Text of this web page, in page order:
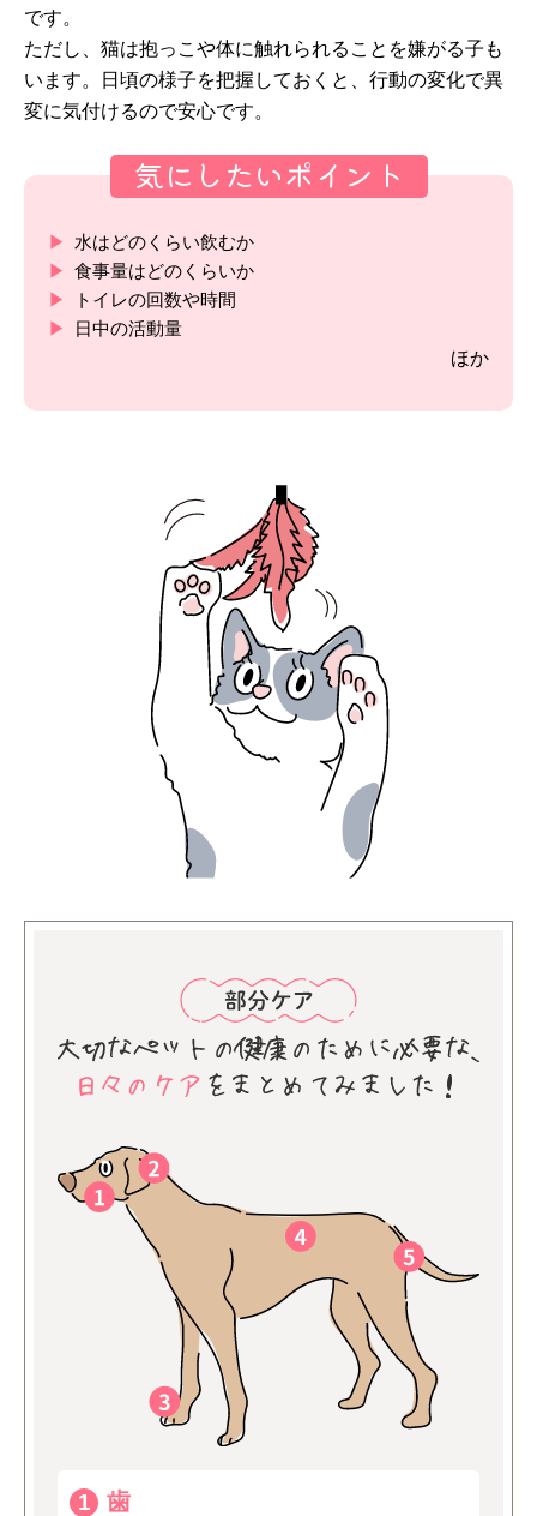
です。
ただし、猫は抱っこや体に触れられることを嫌がる子も
います。日頃の様子を把握しておくと、行動の変化で異
変に気付けるので安心です。
気にしたいポイント
水はどのくらい飲むか
食事量はどのくらいか
トイレの回数や時間
日中の活動量
ほか
1 歯